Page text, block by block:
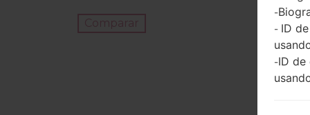
Comparar
-
- ID
-ID de